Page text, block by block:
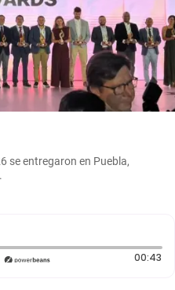
se entregaron en Puebla,
0 segundos 00:43